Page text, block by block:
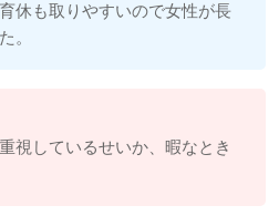
休も取りやすいので女性が長
。
視しているせいか、暇なとき